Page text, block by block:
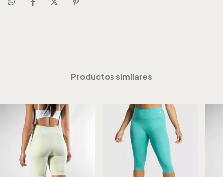
Productos similares